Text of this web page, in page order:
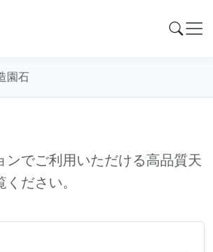
園石
ンでご利用いただける高品質天
ださい。